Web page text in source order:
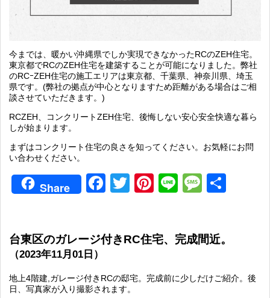
今までは、暖かい沖縄県でしか実現できなかったRCのZEH住宅。
東京都でRCのZEH住宅を建築することが可能になりました。弊社
のRCｰZEH住宅の施工エリアは東京都、千葉県、神奈川県、埼玉
県です。(弊社の拠点が中心となりますため距離がある場合はご相
談させていただきます。)
RCZEH、コンクリートZEH住宅、後悔しない安心安全快適な暮ら
しが始まります。
まずはコンクリート住宅の良さを知ってください。お気軽にお問
い合わせください。
Share Facebook
Twitter
Pinterest
Line
台東区のガレージ付きRC住宅、完成間近。
（2023年11月01日）
地上4階建,ガレージ付きRCの邸宅。完成前に少しだけご紹介。後
日、写真家が入り撮影されます。